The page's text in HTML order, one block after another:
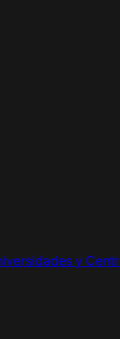
y